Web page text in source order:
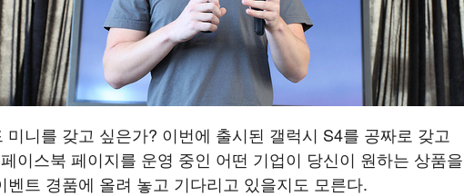
미니를 갖고 싶은가? 이번에 출시된 갤럭시 S4를 공짜로 갖고
이스북 페이지를 운영 중인 어떤 기업이 당신이 원하는 상품을
벤트 경품에 올려 놓고 기다리고 있을지도 모른다.